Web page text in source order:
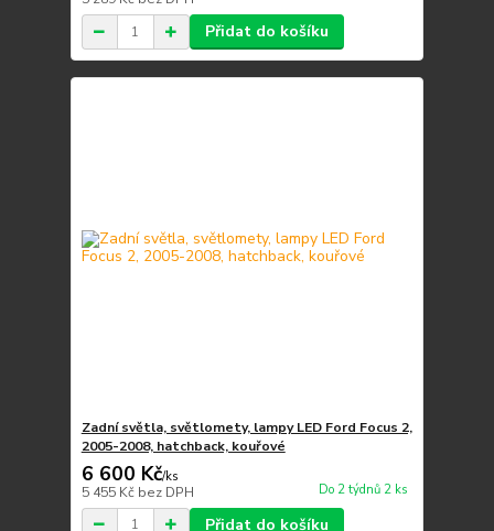
Přidat do košíku
Zadní světla, světlomety, lampy LED Ford Focus 2,
2005-2008, hatchback, kouřové
6 600 Kč/ks
5 455 Kč bez DPH Do 2 týdnů 2 ks
Přidat do košíku